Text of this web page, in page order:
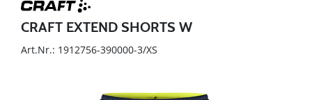
CRAFT EXTEND SHORTS W
Art.Nr.: 1912756-390000-3/XS